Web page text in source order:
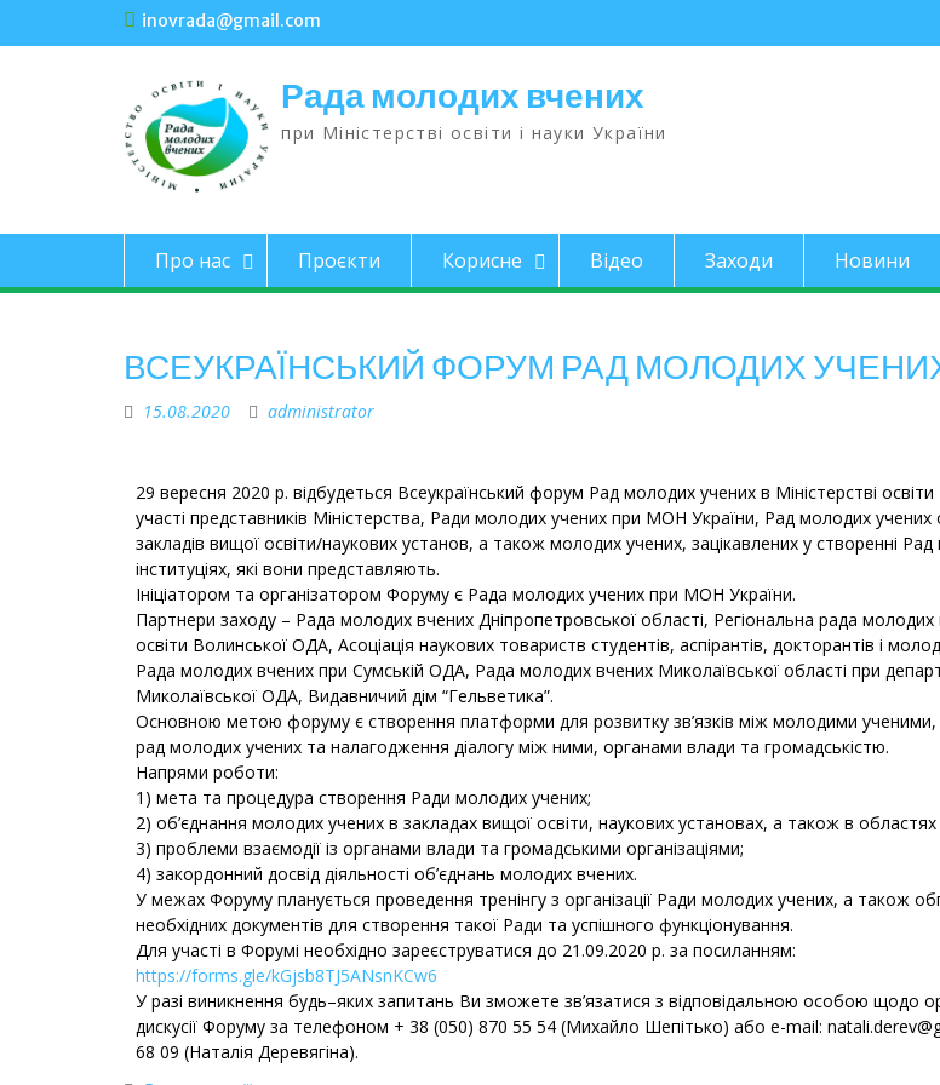
inovrada@gmail.com
Рада молодих вчених
при Міністерстві освіти і науки України
Про нас Проєкти Корисне Відео Заходи Новини
ВСЕУКРАЇНСЬКИЙ ФОРУМ РАД МОЛОДИХ
15.08.2020 administrator
29 вересня 2020 р. відбудеться Всеукраїнський форум Рад молодих учених в Міністерстві освіти
участі представників Міністерства, Ради молодих учених при МОН України, Рад молодих учених
закладів вищої освіти/наукових установ, а також молодих учених, зацікавлених у створенні
інституціях, які вони представляють.
Ініціатором та організатором Форуму є Рада молодих учених при МОН України.
Партнери заходу – Рада молодих вчених Дніпропетровської області, Регіональна рада молодих
освіти Волинської ОДА, Асоціація наукових товариств студентів, аспірантів, докторантів і
Рада молодих вчених при Сумській ОДА, Рада молодих вчених Миколаївської області при
Миколаївської ОДА, Видавничий дім “Гельветика”.
Основною метою форуму є створення платформи для розвитку зв’язків між молодими
рад молодих учених та налагодження діалогу між ними, органами влади та громадськістю.
Напрями роботи:
1) мета та процедура створення Ради молодих учених;
2) об’єднання молодих учених в закладах вищої освіти, наукових установах, а також в областях
3) проблеми взаємодії із органами влади та громадськими організаціями;
4) закордонний досвід діяльності об’єднань молодих вчених.
У межах Форуму планується проведення тренінгу з організації Ради молодих учених, а також
необхідних документів для створення такої Ради та успішного функціонування.
Для участі в Форумі необхідно зареєструватися до 21.09.2020 р. за посиланням:
https://forms.gle/kGjsb8TJ5ANsnKCw6
У разі виникнення будь–яких запитань Ви зможете зв’язатися з відповідальною особою щодо
дискусії Форуму за телефоном + 38 (050) 870 55 54 (Михайло Шепітько) або e-mail:
68 09 (Наталія Деревягіна).